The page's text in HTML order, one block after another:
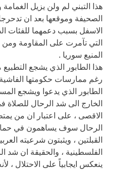
هذا التبني لم ولن يزيل
الصحيفة وموقعها بعد ان
الاسفل بسبب دعمهما للفئات
التي تآمرت على المقاومة
المنيع سوريا .
هذا الطابور الذي يشجع
رغم ممارسات حكومتها
الطابور الذي يدعوا ويشجع
الخارج الى شد الرحال للصلاة
الاقصى ، على اعتبار ان من
الرحال سوف يساهمون في
القبلتين ، ويثبتون شرعيته
الفلسطينية ، والحقيقة ان شد
ينعكس ايجابياً على الاحتلال ،